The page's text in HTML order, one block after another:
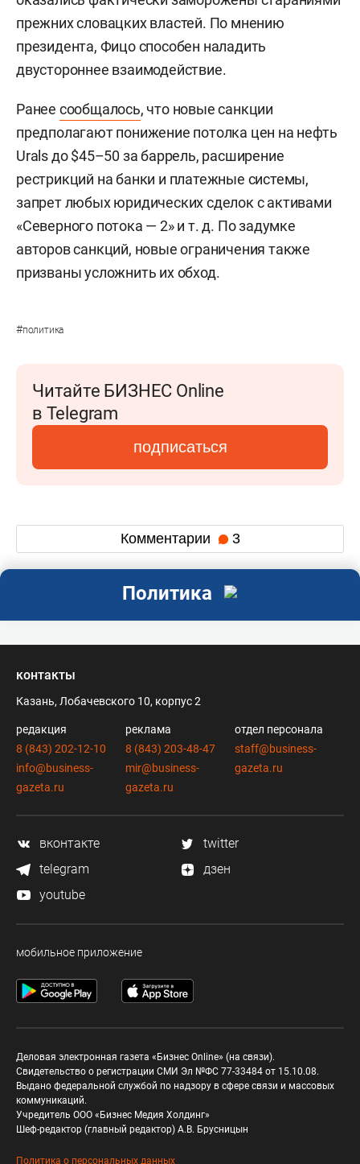
прежних словацких властей. По мнению
президента, Фицо способен наладить
двустороннее взаимодействие.
Ранее сообщалось, что новые санкции
предполагают понижение потолка цен на нефть
Urals до $45–50 за баррель, расширение
рестрикций на банки и платежные системы,
запрет любых юридических сделок с активами
«Северного потока — 2» и т. д. По задумке
авторов санкций, новые ограничения также
призваны усложнить их обход.
#политика
Читайте БИЗНЕС Online
в Telegram
подписаться
Комментарии 3
Политика
контакты
Казань, Лобачевского 10, корпус 2
редакция
8 (843) 202-12-10
info@business-
gazeta.ru
реклама
8 (843) 203-48-47
mir@business-
gazeta.ru
отдел персонала
staff@business-
gazeta.ru
вконтакте
twitter
telegram
дзен
youtube
мобильное приложение
Деловая электронная газета «Бизнес Online» (на связи).
Свидетельство о регистрации СМИ Эл №ФС 77-33484 от 15.10.08.
Выдано федеральной службой по надзору в сфере связи и массовых
коммуникаций.
Учредитель ООО «Бизнес Медия Холдинг»
Шеф-редактор (главный редактор) А.В. Брусницын
Политика о персональных данных